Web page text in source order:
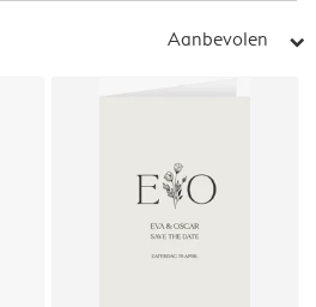
Aanbevolen arrow_right